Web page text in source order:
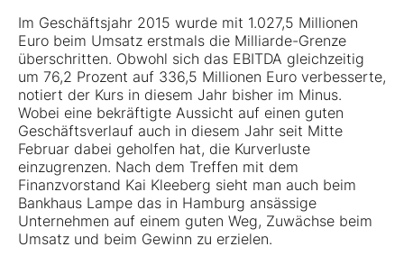
Im Geschäftsjahr 2015 wurde mit 1.027,5 Millionen
Euro beim Umsatz erstmals die Milliarde-Grenze
überschritten. Obwohl sich das EBITDA gleichzeitig
um 76,2 Prozent auf 336,5 Millionen Euro verbesserte,
notiert der Kurs in diesem Jahr bisher im Minus.
Wobei eine bekräftigte Aussicht auf einen guten
Geschäftsverlauf auch in diesem Jahr seit Mitte
Februar dabei geholfen hat, die Kurverluste
einzugrenzen. Nach dem Treffen mit dem
Finanzvorstand Kai Kleeberg sieht man auch beim
Bankhaus Lampe das in Hamburg ansässige
Unternehmen auf einem guten Weg, Zuwächse beim
Umsatz und beim Gewinn zu erzielen.